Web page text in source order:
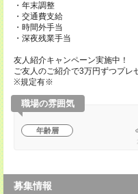
・年末調整
・交通費支給
・時間外手当
・深夜残業手当
友人紹介キャンペーン実施中！
ご友人のご紹介で3万円ずつプレ
※規定有※
職場の雰囲気
年齢層
募集情報